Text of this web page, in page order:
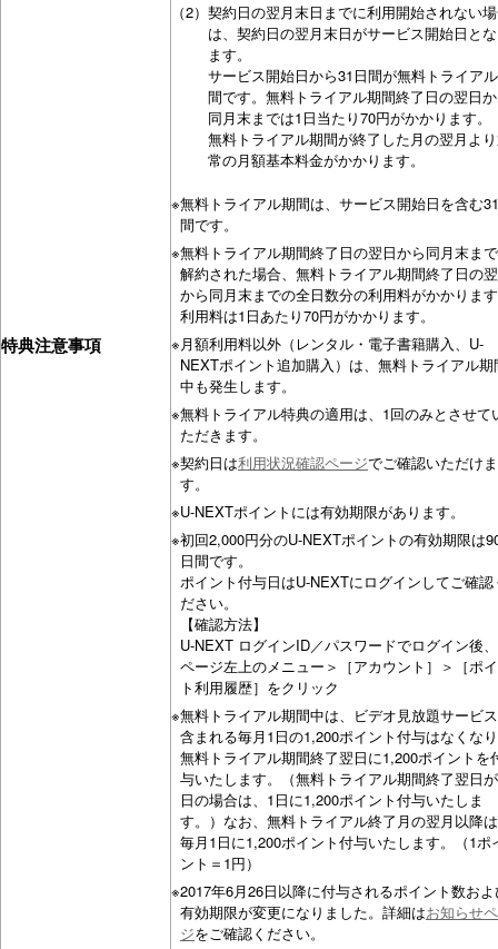
特典注意事項
（2） 契約日の翌月末日までに利用開始されない
は、契約日の翌月末日がサービス開始日と
ます。
サービス開始日から31日間が無料トライア
間です。無料トライアル期間終了日の翌日
同月末までは1日当たり70円がかかります。
無料トライアル期間が終了した月の翌月よ
常の月額基本料金がかかります。
※無料トライアル期間は、サービス開始日を含む
間です。
※無料トライアル期間終了日の翌日から同月末ま
解約された場合、無料トライアル期間終了日の
から同月末までの全日数分の利用料がかかりま
利用料は1日あたり70円がかかります。
※月額利用料以外（レンタル・電子書籍購入、U-
NEXTポイント追加購入）は、無料トライアル期
中も発生します。
※無料トライアル特典の適用は、1回のみとさせて
ただきます。
※契約日は利用状況確認ページでご確認いただけま
す。
※U-NEXTポイントには有効期限があります。
※初回2,000円分のU-NEXTポイントの有効期限は
日間です。
ポイント付与日はU-NEXTにログインしてご確認
ださい。
【確認方法】
U-NEXT ログインID／パスワードでログイン後、
ページ左上のメニュー＞［アカウント］＞［ポ
ト利用履歴］をクリック
※無料トライアル期間中は、ビデオ見放題サービ
含まれる毎月1日の1,200ポイント付与はなくな
無料トライアル期間終了翌日に1,200ポイントを
与いたします。（無料トライアル期間終了翌日
日の場合は、1日に1,200ポイント付与いたしま
す。）なお、無料トライアル終了月の翌月以降
毎月1日に1,200ポイント付与いたします。（1ポ
ント＝1円）
※2017年6月26日以降に付与されるポイント数お
有効期限が変更になりました。詳細はお知らせ
ジをご確認ください。